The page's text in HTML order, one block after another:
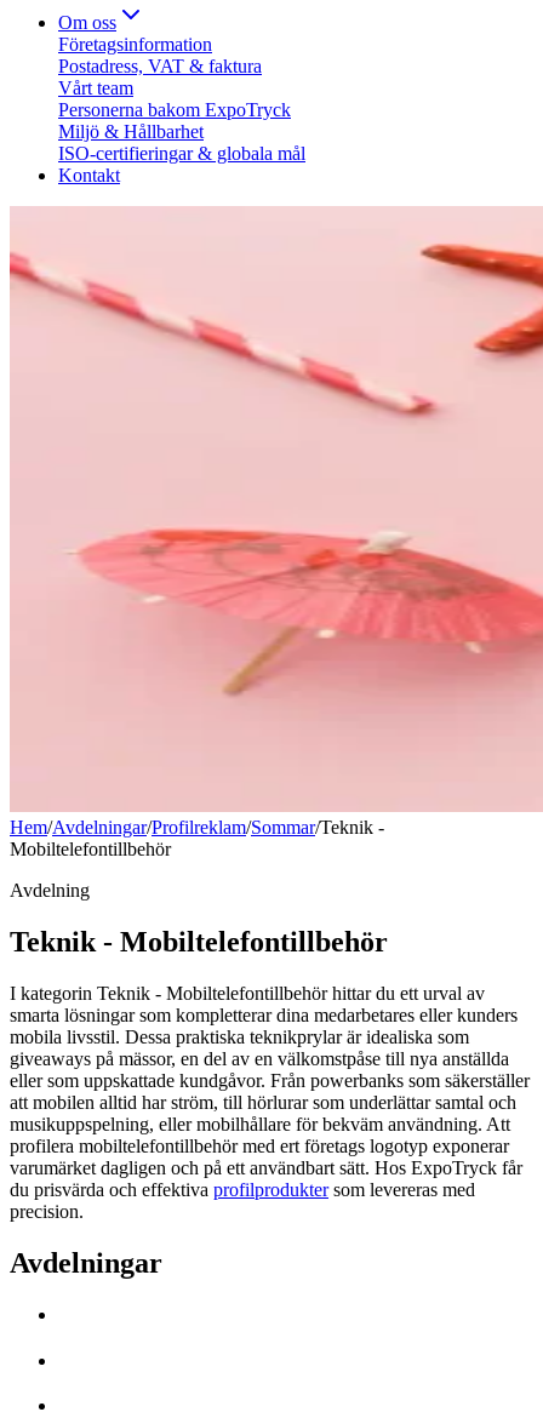
Om oss
Företagsinformation
Postadress, VAT & faktura
Vårt team
Personerna bakom ExpoTryck
Miljö & Hållbarhet
ISO-certifieringar & globala mål
Kontakt
Hem/Avdelningar/Profilreklam/Sommar/Teknik -
Mobiltelefontillbehör
Avdelning
Teknik - Mobiltelefontillbehör
I kategorin Teknik - Mobiltelefontillbehör hittar du ett urval av
smarta lösningar som kompletterar dina medarbetares eller kunders
mobila livsstil. Dessa praktiska teknikprylar är idealiska som
giveaways på mässor, en del av en välkomstpåse till nya anställda
eller som uppskattade kundgåvor. Från powerbanks som säkerställer
att mobilen alltid har ström, till hörlurar som underlättar samtal och
musikuppspelning, eller mobilhållare för bekväm användning. Att
profilera mobiltelefontillbehör med ert företags logotyp exponerar
varumärket dagligen och på ett användbart sätt. Hos ExpoTryck får
du prisvärda och effektiva profilproduktersom levereras med
precision.
Avdelningar